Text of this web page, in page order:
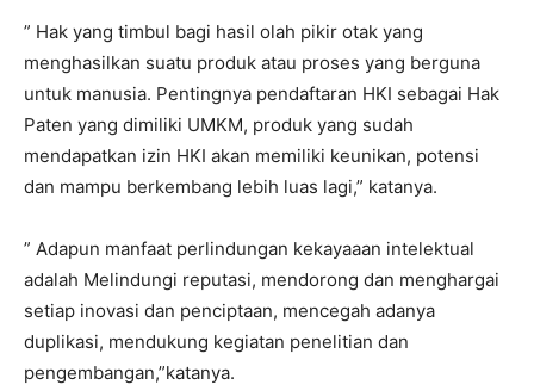
” Hak yang timbul bagi hasil olah pikir otak yang
menghasilkan suatu produk atau proses yang berguna
untuk manusia. Pentingnya pendaftaran HKI sebagai Hak
Paten yang dimiliki UMKM, produk yang sudah
mendapatkan izin HKI akan memiliki keunikan, potensi
dan mampu berkembang lebih luas lagi,” katanya.
” Adapun manfaat perlindungan kekayaaan intelektual
adalah Melindungi reputasi, mendorong dan menghargai
setiap inovasi dan penciptaan, mencegah adanya
duplikasi, mendukung kegiatan penelitian dan
pengembangan,”katanya.